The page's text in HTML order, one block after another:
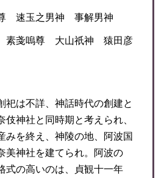
速玉之男神 事解男神
戔嗚尊 大山祇神 猿田彦
は不詳、神話時代の創建と
伎神社と同時期と考えられ、
みを終え、神陵の地、阿波国
美神社を建てられ。阿波の
式の高いのは、貞観十一年